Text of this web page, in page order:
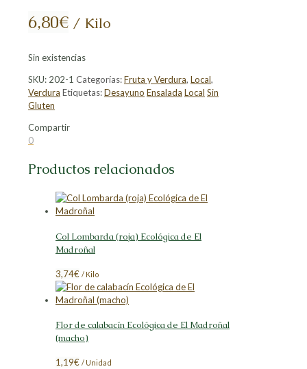
6,80€ / Kilo
Sin existencias
SKU: 202-1 Categorías:Fruta y Verdura, Local,
Verdura Etiquetas:Desayuno Ensalada Local Sin
Gluten
Compartir
Compartir
Facebook
Compartir
X
Compartir
LinkedIn
Compartir
Pinterest
0
Productos relacionados
Col Lombarda (roja) Ecológica de El
Madroñal
3,74€ / Kilo
Flor de calabacín Ecológica de El Madroñal
(macho)
1,19€ / Unidad